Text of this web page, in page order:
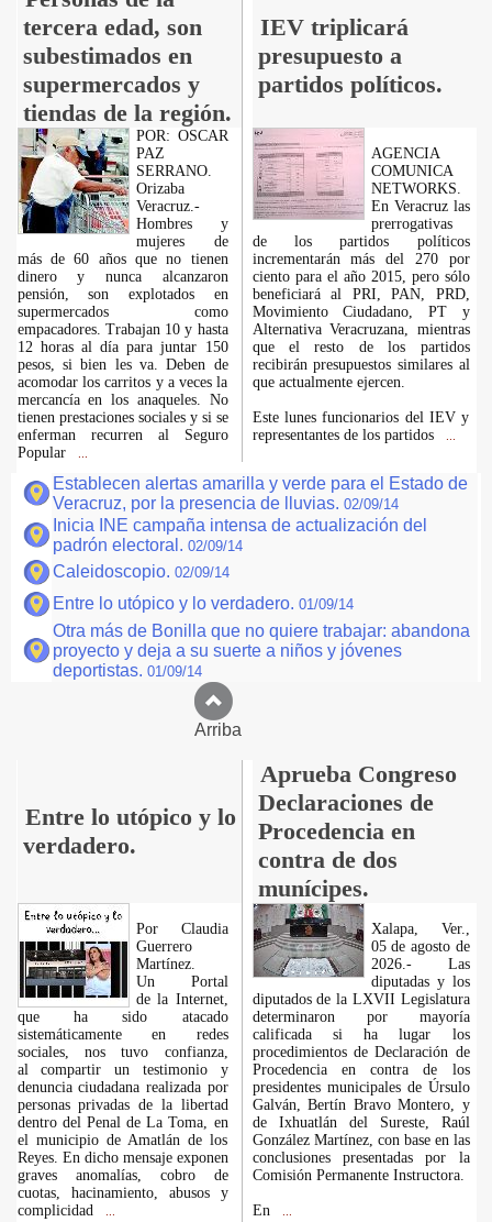
tercera edad, son
subestimados en
supermercados y
tiendas de la región.
IEV triplicará
presupuesto a
partidos políticos.
POR: OSCAR
PAZ
SERRANO.
Orizaba
Veracruz.-
Hombres y
mujeres de
más de 60 años que no tienen
dinero y nunca alcanzaron
pensión, son explotados en
supermercados como
empacadores. Trabajan 10 y hasta
12 horas al día para juntar 150
pesos, si bien les va. Deben de
acomodar los carritos y a veces la
mercancía en los anaqueles. No
tienen prestaciones sociales y si se
enferman recurren al Seguro
Popular
AGENCIA
COMUNICA
NETWORKS.
En Veracruz las
prerrogativas
de los partidos políticos
incrementarán más del 270 por
ciento para el año 2015, pero sólo
beneficiará al PRI, PAN, PRD,
Movimiento Ciudadano, PT y
Alternativa Veracruzana, mientras
que el resto de los partidos
recibirán presupuestos similares al
que actualmente ejercen.
Este lunes funcionarios del IEV y
representantes de los partidos
Establecen alertas amarilla y verde para el Estado de
Veracruz, por la presencia de lluvias. 02/09/14
Inicia INE campaña intensa de actualización del
padrón electoral. 02/09/14
Caleidoscopio. 02/09/14
Entre lo utópico y lo verdadero. 01/09/14
Otra más de Bonilla que no quiere trabajar: abandona
proyecto y deja a su suerte a niños y jóvenes
deportistas. 01/09/14
Arriba
Entre lo utópico y lo
verdadero.
Aprueba Congreso
Declaraciones de
Procedencia en
contra de dos
munícipes.
Por Claudia
Guerrero
Martínez.
​Un Portal
de la Internet,
que ha sido atacado
sistemáticamente en redes
sociales, nos tuvo confianza,
al compartir un testimonio y
denuncia ciudadana realizada por
personas privadas de la libertad
dentro del Penal de La Toma, en
el municipio de Amatlán de los
Reyes. En dicho mensaje exponen
graves anomalías, cobro de
cuotas, hacinamiento, abusos y
complicidad
Xalapa, Ver.,
05 de agosto de
2026.- Las
diputadas y los
diputados de la LXVII Legislatura
determinaron por mayoría
calificada si ha lugar los
procedimientos de Declaración de
Procedencia en contra de los
presidentes municipales de Úrsulo
Galván, Bertín Bravo Montero, y
de Ixhuatlán del Sureste, Raúl
González Martínez, con base en las
conclusiones presentadas por la
Comisión Permanente Instructora.
En